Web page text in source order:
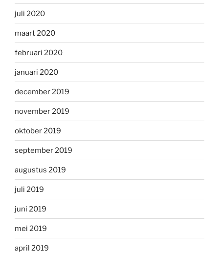
juli 2020
maart 2020
februari 2020
januari 2020
december 2019
november 2019
oktober 2019
september 2019
augustus 2019
juli 2019
juni 2019
mei 2019
april 2019